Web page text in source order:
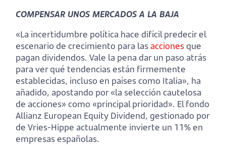
COMPENSAR UNOS MERCADOS A LA BAJA
«La incertidumbre política hace difícil predecir el
escenario de crecimiento para las acciones que
pagan dividendos. Vale la pena dar un paso atrás
para ver qué tendencias están firmemente
establecidas, incluso en países como Italia», ha
añadido, apostando por «la selección cautelosa
de acciones» como «principal prioridad». El fondo
Allianz European Equity Dividend, gestionado por
de Vries-Hippe actualmente invierte un 11% en
empresas españolas.